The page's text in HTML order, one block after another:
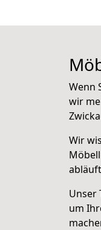
Wenn
wir
Wir
Unser
um